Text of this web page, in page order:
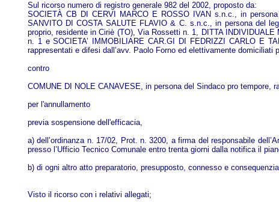
Sul ricorso numero di registro generale 982 del 2002, proposto da:
SOCIETÀ CB DI CERVI MARCO E ROSSO IVAN s.n.c., in
SANVITO DI COSTA SALUTE FLAVIO & C. s.n.c., in persona del
proprio, residente in Ciriè (TO), Via Rossetti n. 1, DITTA
n. 1 e SOCIETA’ IMMOBILIARE CAR.GI DI FEDRIZZI CARLO E
rappresentati e difesi dall’avv. Paolo Forno ed elettivamente
contro
COMUNE DI NOLE CANAVESE, in persona del Sindaco pro
per l'annullamento
previa sospensione dell'efficacia,
a) dell’ordinanza n. 17/02, Prot. n. 3200, a firma del responsabile
presso l’Ufficio Tecnico Comunale entro trenta giorni dalla notifica il
b) di ogni altro atto preparatorio, presupposto, connesso e
Visto il ricorso con i relativi allegati;